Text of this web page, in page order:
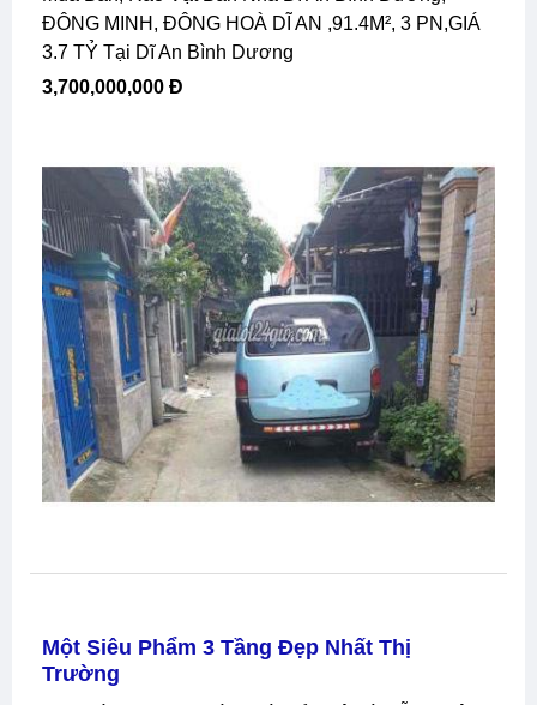
ĐÔNG MINH, ĐÔNG HOÀ DĨ AN ,91.4M², 3 PN,GIÁ
3.7 TỶ Tại Dĩ An Bình Dương
3,700,000,000 Đ
Một Siêu Phẩm 3 Tầng Đẹp Nhất Thị
Trường